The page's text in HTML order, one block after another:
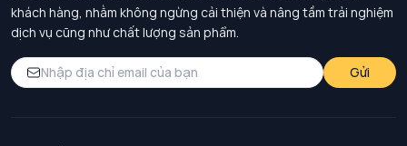
khách hàng, nhằm không ngừng cải thiện và nâng tầm trải nghiệm
dịch vụ cũng như chất lượng sản phẩm.
Gửi